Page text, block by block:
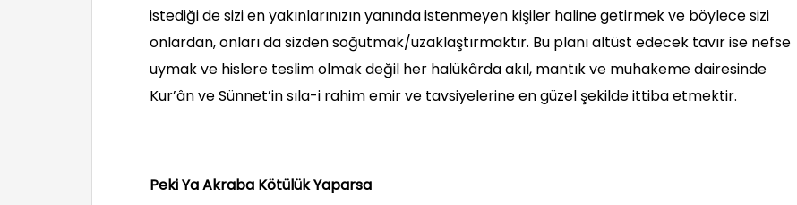
istediği de sizi en yakınlarınızın yanında istenmeyen kişiler haline getirmek ve böylece sizi
onlardan, onları da sizden soğutmak/uzaklaştırmaktır. Bu planı altüst edecek tavır ise nefse
uymak ve hislere teslim olmak değil her halükârda akıl, mantık ve muhakeme dairesinde
Kur’ân ve Sünnet’in sıla-i rahim emir ve tavsiyelerine en güzel şekilde ittiba etmektir.
Peki Ya Akraba Kötülük Yaparsa